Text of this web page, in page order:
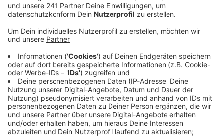
ganzheitlichen Konzept. So eines hat die Stadt
jetzt beschlossen
Veröffentlicht:Donnerstag, 02.07.2020 10:46
Anzeige
Es sind viele kleine Dinge, mit denen Leverkusen auf
den Klimawandel reagieren will: Verdichtung des
Waldes, Nisthilfen für Tiere, aber auch ein
klimaangepasstes Raum- und Arbeitszeitmodel in der